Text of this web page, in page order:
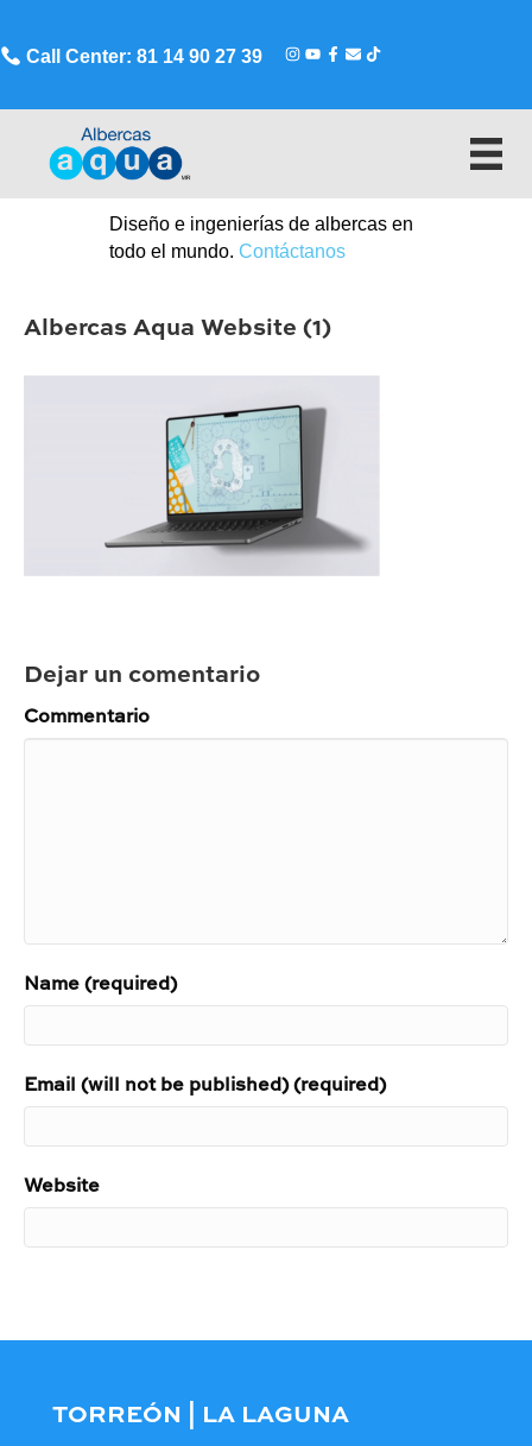
Call Center: 81 14 90 27 39
Diseño e ingenierías de albercas en
todo el mundo. Contáctanos
Albercas Aqua Website (1)
Dejar un comentario
Commentario
Name (required)
Email (will not be published) (required)
Website
TORREÓN | LA LAGUNA